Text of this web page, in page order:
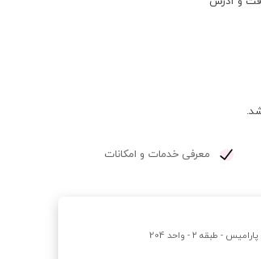
معرفی خدمات و امکانات